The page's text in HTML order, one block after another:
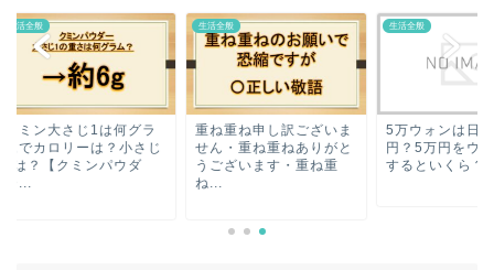
ン大さじ1は何グラ
カロリーは？小さじ
【クミンパウダ
生活全般
重ね重ね申し訳ございま
せん・重ね重ねありがと
うございます・重ね重
生活全般
5万ウォンは日本円
円？5万円をウォン
するといくら？